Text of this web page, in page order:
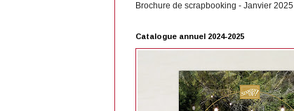
Brochure de scrapbooking - Janvier 2025
Catalogue annuel 2024-2025